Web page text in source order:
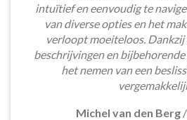
intuïtief en eenvoudig te
van diverse opties en het
verloopt moeiteloos.
beschrijvingen en
het nemen van een
Michel van den Berg /